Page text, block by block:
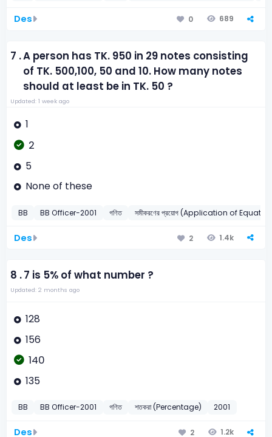
Des 0 689
7 .A person has TK. 950 in 29 notes consisting
of TK. 500,100, 50 and 10. How many notes
should at least be in TK. 50 ?
Updated: 1 week ago
1
2
5
None of these
BB BB Officer-2001 গণিত সমীকরণের প্রয়োগ (Application of
Des 2 1.4k
8 .7 is 5% of what number ?
Updated: 2 months ago
128
156
140
135
BB BB Officer-2001 গণিত শতকরা (Percentage) 2001
Des 2 1.2k